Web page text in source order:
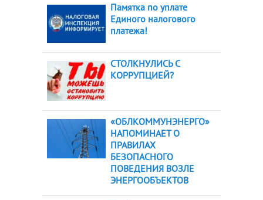
Памятка по уплате
Единого налогового
платежа!
СТОЛКНУЛИСЬ С
КОРРУПЦИЕЙ?
«ОБЛКОММУНЭНЕРГО»
НАПОМИНАЕТ О
ПРАВИЛАХ
БЕЗОПАСНОГО
ПОВЕДЕНИЯ ВОЗЛЕ
ЭНЕРГООБЪЕКТОВ